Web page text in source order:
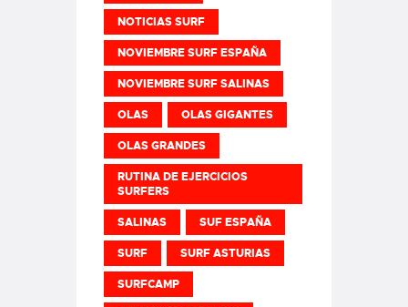
NOTICIAS SURF
NOVIEMBRE SURF ESPAÑA
NOVIEMBRE SURF SALINAS
OLAS OLAS GIGANTES
OLAS GRANDES
RUTINA DE EJERCICIOS
SURFERS
SALINAS SUF ESPAÑA
SURF SURF ASTURIAS
SURFCAMP